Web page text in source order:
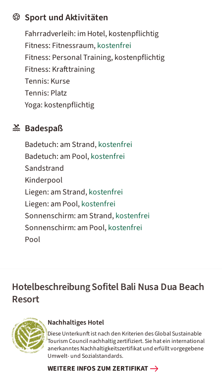
Sport und Aktivitäten
Fahrradverleih: im Hotel, kostenpflichtig
Fitness: Fitnessraum,kostenfrei
Fitness: Personal Training, kostenpflichtig
Fitness: Krafttraining
Tennis: Kurse
Tennis: Platz
Yoga: kostenpflichtig
Badespaß
Badetuch: am Strand,kostenfrei
Badetuch: am Pool,kostenfrei
Sandstrand
Kinderpool
Liegen: am Strand,kostenfrei
Liegen: am Pool,kostenfrei
Sonnenschirm: am Strand,kostenfrei
Sonnenschirm: am Pool,kostenfrei
Pool
Hotelbeschreibung Sofitel Bali Nusa Dua Beach
Resort
Nachhaltiges Hotel
Diese Unterkunft ist nach den Kriterien des Global Sustainable
Tourism Council nachhaltig zertifiziert. Sie hat ein international
anerkanntes Nachhaltigkeitszertifikat und erfüllt vorgegebene
Umwelt- und Sozialstandards.
WEITERE INFOS ZUM ZERTIFIKAT